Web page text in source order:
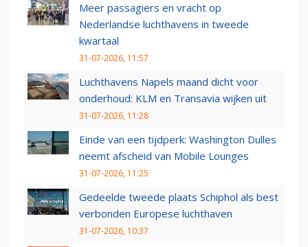
Meer passagiers en vracht op
Nederlandse luchthavens in tweede
kwartaal
31-07-2026, 11:57
Luchthavens Napels maand dicht voor
onderhoud: KLM en Transavia wijken uit
31-07-2026, 11:28
Einde van een tijdperk: Washington Dulles
neemt afscheid van Mobile Lounges
31-07-2026, 11:25
Gedeelde tweede plaats Schiphol als best
verbonden Europese luchthaven
31-07-2026, 10:37